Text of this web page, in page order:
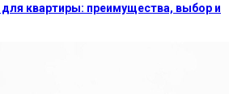
квартиры: преимущества, выбор и